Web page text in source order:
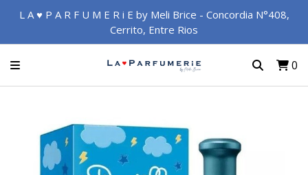
L A ♥ P A R F U M E R i E by Meli Brice - Concordia N°408,
Cerrito, Entre Rios
0